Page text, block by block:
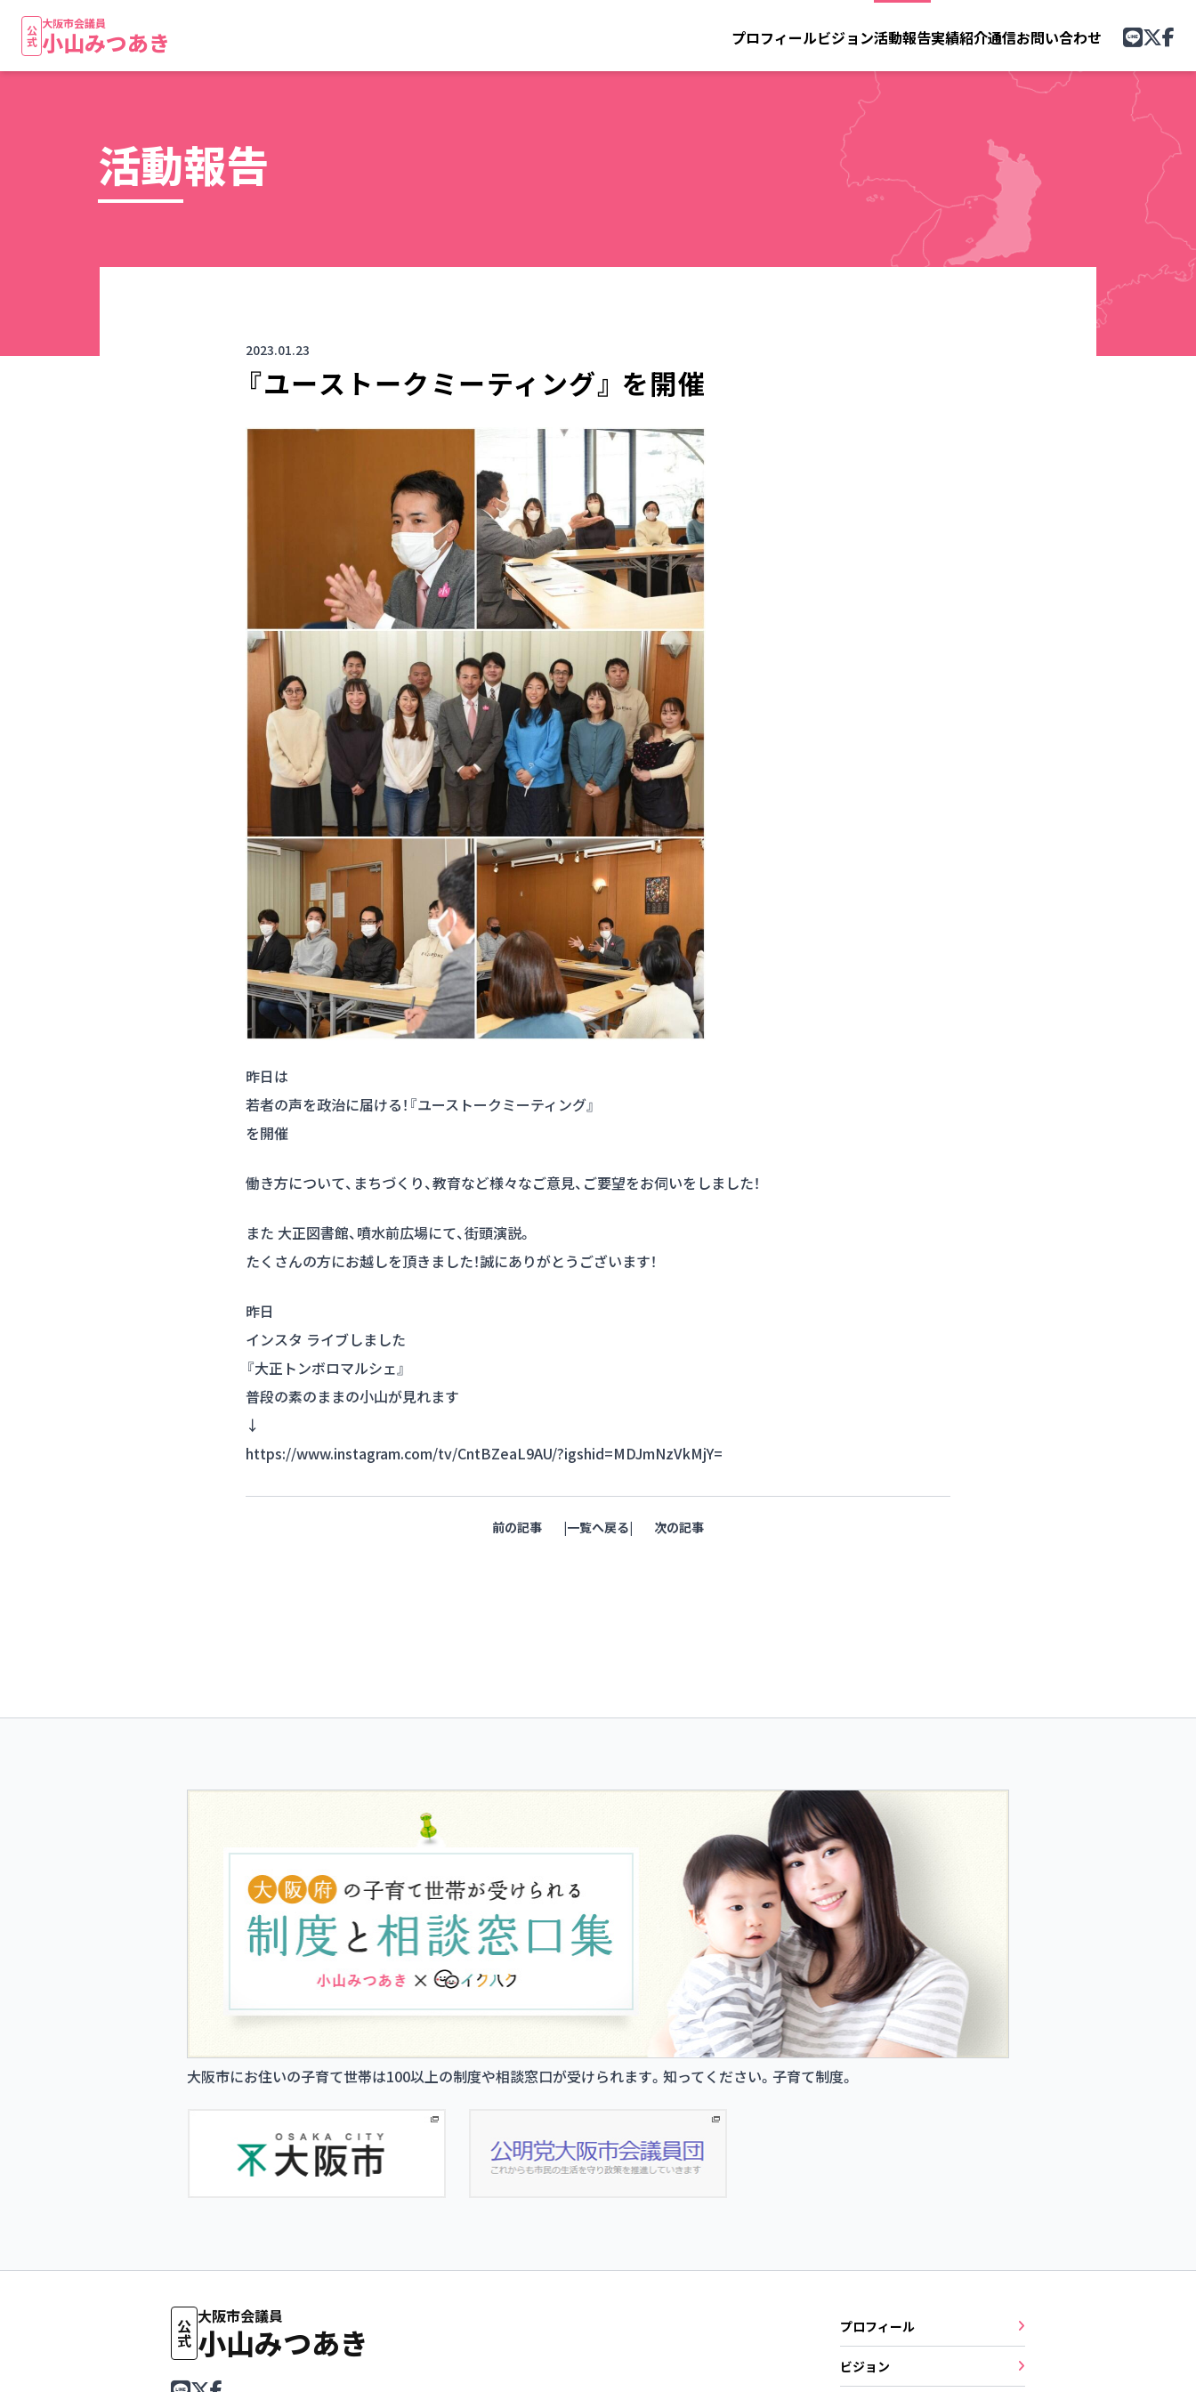
公式
大阪市会議員
小山みつあき プロフィールビジョン活動報告実績紹介通信お問い合わせ
活動報告
2023.01.23
『ユーストークミーティング』 を開催
昨日は
若者の声を政治に届ける！『ユーストークミーティング』
を開催
働き方について、まちづくり、教育など様々なご意見、ご要望をお伺いをしました！
また 大正図書館、噴水前広場にて、街頭演説。
たくさんの方にお越しを頂きました！誠にありがとうございます！
昨日
インスタ ライブしました
『大正トンボロマルシェ』
普段の素のままの小山が見れます
↓
https://www.instagram.com/tv/CntBZeaL9AU/?igshid=MDJmNzVkMjY=
前の記事 一覧へ戻る 次の記事
大阪市にお住いの子育て世帯は100以上の制度や相談窓口が受けられます。知ってください。子育て制度。
公式
大阪市会議員
小山みつあき プロフィール
ビジョン